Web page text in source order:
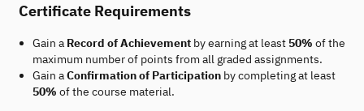
Certificate Requirements
Gain a Record of Achievementby earning at least 50% of the
maximum number of points from all graded assignments.
Gain aConfirmation of Participationby completing at least
50% of the course material.